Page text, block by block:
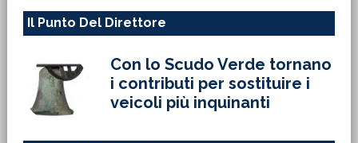
Il Punto Del Direttore
Con lo Scudo Verde tornano
i contributi per sostituire i
veicoli più inquinanti